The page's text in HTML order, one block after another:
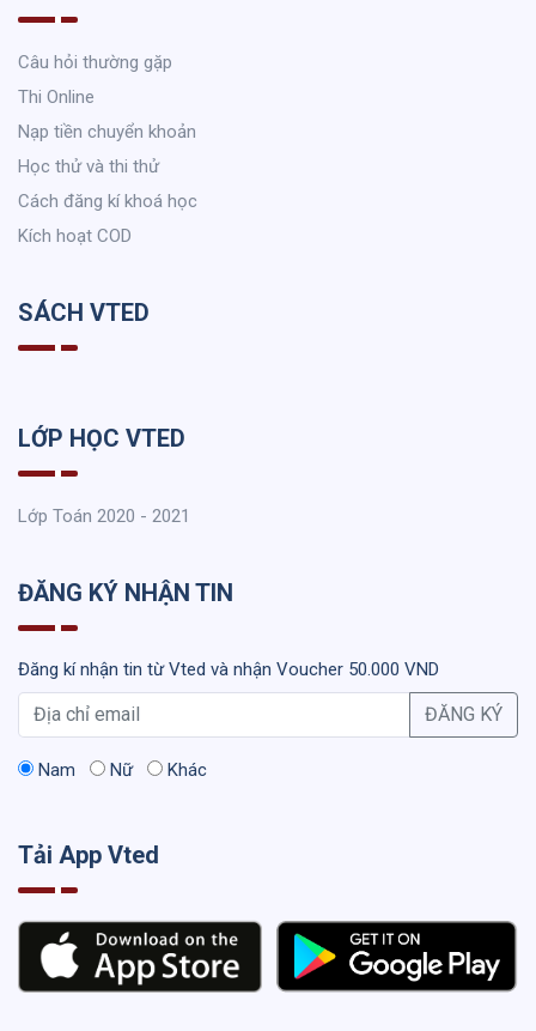
Câu hỏi thường gặp
Thi Online
Nạp tiền chuyển khoản
Học thử và thi thử
Cách đăng kí khoá học
Kích hoạt COD
SÁCH VTED
LỚP HỌC VTED
Lớp Toán 2020 - 2021
ĐĂNG KÝ NHẬN TIN
Đăng kí nhận tin từ Vted và nhận Voucher 50.000 VND
ĐĂNG KÝ
Nam Nữ Khác
Tải App Vted